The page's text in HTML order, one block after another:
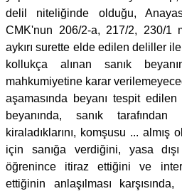
delil niteliğinde olduğu,
CMK'nun 206/2-a, 217/2, 230/1
aykırı surette elde edilen deliller
kollukça alınan sanık
mahkumiyetine karar
aşamasında beyanı tespit
beyanında, sanık
kiraladıklarını, komşusu ... almış
için sanığa verdiğini, yasa
öğrenince itiraz ettiğini ve
ettiğinin anlaşılması